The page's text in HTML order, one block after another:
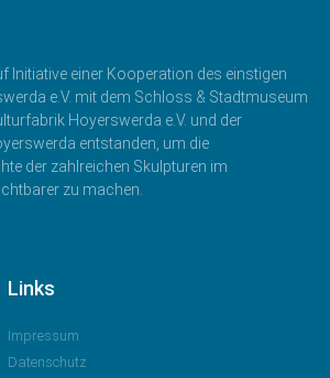
Initiative einer Kooperation des einstigen
e.V. mit dem Schloss & Stadtmuseum
Hoyerswerda e.V. und der
entstanden, um die
der zahlreichen Skulpturen im
zu machen.
Links
Impressum
Datenschutz